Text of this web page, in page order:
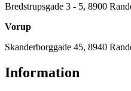
Bredstrupsgade 3 - 5, 8900
Vorup
Skanderborggade 45, 8940
Information